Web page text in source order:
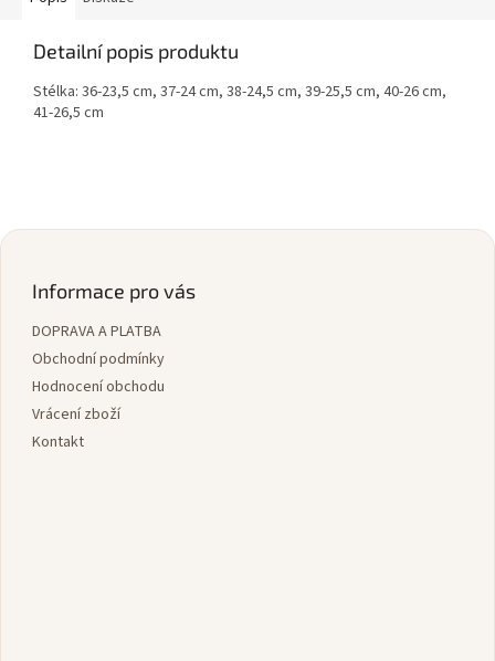
Detailní popis produktu
Stélka: 36-23,5 cm, 37-24 cm, 38-24,5 cm, 39-25,5 cm, 40-26 cm,
41-26,5 cm
Z
Informace pro vás
DOPRAVA A PLATBA
Obchodní podmínky
Hodnocení obchodu
Vrácení zboží
Kontakt